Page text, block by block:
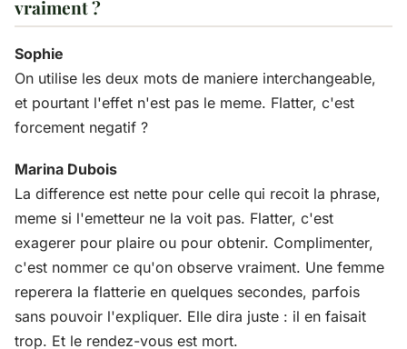
vraiment ?
Sophie
On utilise les deux mots de maniere interchangeable,
et pourtant l'effet n'est pas le meme. Flatter, c'est
forcement negatif ?
Marina Dubois
La difference est nette pour celle qui recoit la phrase,
meme si l'emetteur ne la voit pas. Flatter, c'est
exagerer pour plaire ou pour obtenir. Complimenter,
c'est nommer ce qu'on observe vraiment. Une femme
reperera la flatterie en quelques secondes, parfois
sans pouvoir l'expliquer. Elle dira juste : il en faisait
trop. Et le rendez-vous est mort.